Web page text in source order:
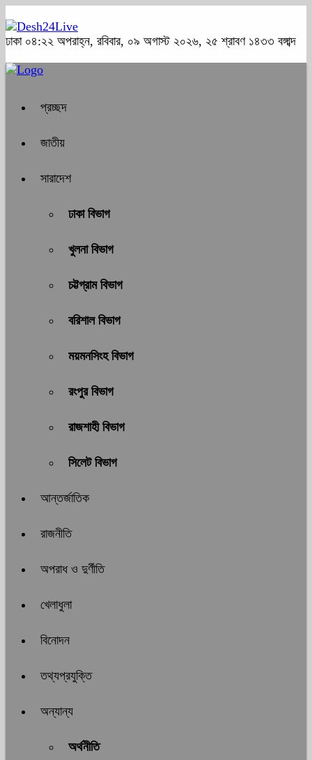
ঢাকা ০৪:২২ অপরাহ্ন, রবিবার, ০৯ অগাস্ট ২০২৬, ২৫ শ্রাবণ ১৪৩৩ বঙ্গাব্দ
প্রচ্ছদ
জাতীয়
সারাদেশ
ঢাকা বিভাগ
খুলনা বিভাগ
চট্টগ্রাম বিভাগ
বরিশাল বিভাগ
ময়মনসিংহ বিভাগ
রংপুর বিভাগ
রাজশাহী বিভাগ
সিলেট বিভাগ
আন্তর্জাতিক
রাজনীতি
অপরাধ ও দুর্ণীতি
খেলাধুলা
বিনোদন
তথ্যপ্রযুক্তি
অন্যান্য
অর্থনীতি